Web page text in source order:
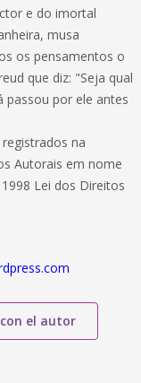
e do imortal
musa
os pensamentos o
que diz: "Seja qual
por ele antes
na
Autorais em nome
Lei dos Direitos
el autor